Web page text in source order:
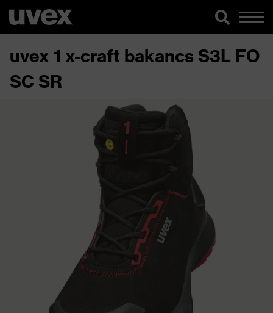
uvex 1 x-craft bakancs S3L FO
SC SR